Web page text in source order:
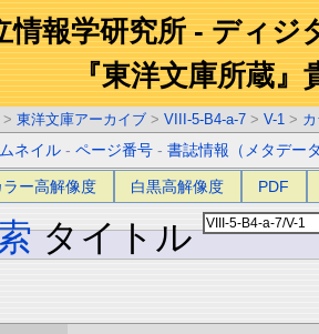
情報学研究所 - ディジ
『東洋文庫所蔵』
> 東洋文庫アーカイブ > VIII-5-B4-a-7 > V-1 >
ネイル -ページ番号 -書誌情報（メタデー
ラー高解像度 白黒高解像度 PDF
タイトル